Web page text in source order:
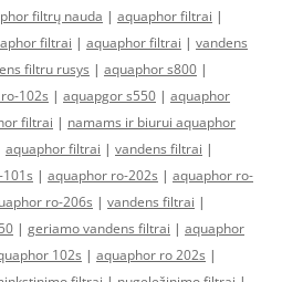
filtrų nauda | aquaphor filtrai |
filtrai | aquaphor filtrai | vandens
filtru rusys | aquaphor s800 |
102s | aquapgor s550 | aquaphor
filtrai | namams ir biurui aquaphor
aquaphor filtrai | vandens filtrai |
| aquaphor ro-202s | aquaphor ro-
ro-206s | vandens filtrai |
| geriamo vandens filtrai | aquaphor
102s | aquaphor ro 202s |